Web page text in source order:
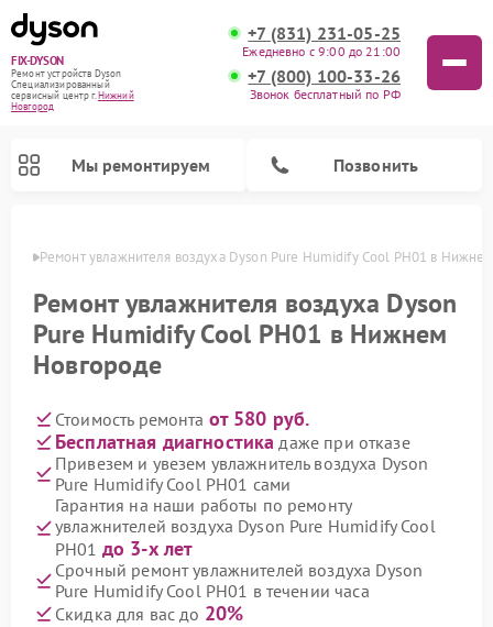
FIX-DYSON
Ремонт устройств Dyson
Специализированный
cервисный центр г.Нижний
Новгород
+7 (831) 231-05-25
Ежедневно с 9:00 до 21:00
+7 (800) 100-33-26
Звонок бесплатный по РФ
Мы ремонтируем Позвонить
Ремонт увлажнителя воздуха Dyson Pure Humidify Cool PH01 в
Ремонт увлажнителя воздуха Dyson
Pure Humidify Cool PH01 в Нижнем
Новгороде
Стоимость ремонта от 580 руб.
Бесплатная диагностика даже при отказе
Привезем и увезем увлажнитель воздуха Dyson
Pure Humidify Cool PH01 сами
Гарантия на наши работы по ремонту
увлажнителей воздуха Dyson Pure Humidify Cool
PH01 до 3-х лет
Срочный ремонт увлажнителей воздуха Dyson
Pure Humidify Cool PH01 в течении часа
Скидка для вас до 20%